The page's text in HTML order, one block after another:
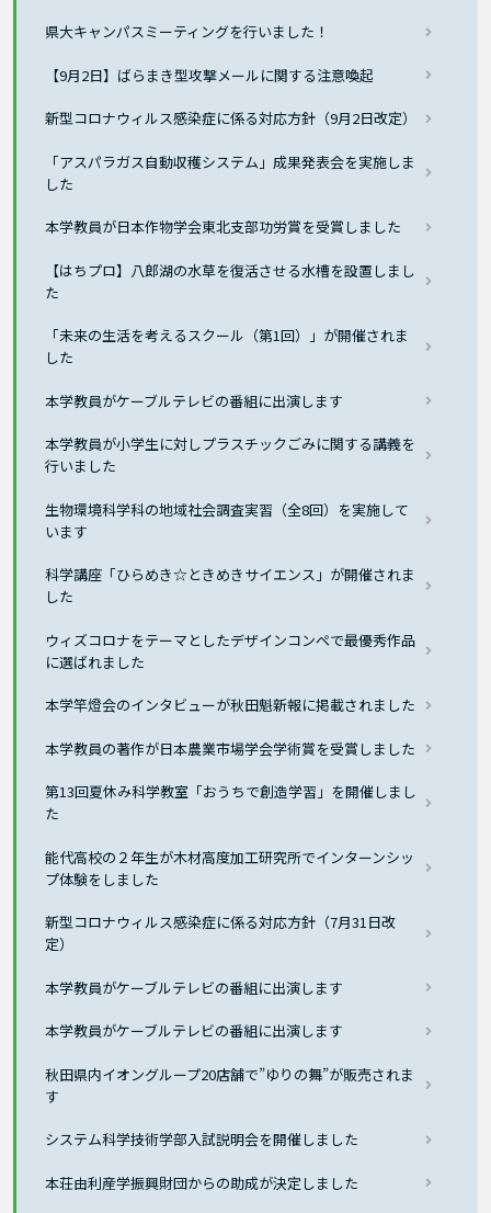
県大キャンパスミーティングを行いました！
【9月2日】ばらまき型攻撃メールに関する注意喚起
新型コロナウィルス感染症に係る対応方針（9月2日改定）
「アスパラガス自動収穫システム」成果発表会を実施しま
した
本学教員が日本作物学会東北支部功労賞を受賞しました
【はちプロ】八郎湖の水草を復活させる水槽を設置しまし
た
「未来の生活を考えるスクール（第1回）」が開催されま
した
本学教員がケーブルテレビの番組に出演します
本学教員が小学生に対しプラスチックごみに関する講義を
行いました
生物環境科学科の地域社会調査実習（全8回）を実施して
います
科学講座「ひらめき☆ときめきサイエンス」が開催されま
した
ウィズコロナをテーマとしたデザインコンペで最優秀作品
に選ばれました
本学竿燈会のインタビューが秋田魁新報に掲載されました
本学教員の著作が日本農業市場学会学術賞を受賞しました
第13回夏休み科学教室「おうちで創造学習」を開催しまし
た
能代高校の２年生が木材高度加工研究所でインターンシッ
プ体験をしました
新型コロナウィルス感染症に係る対応方針（7月31日改
定）
本学教員がケーブルテレビの番組に出演します
本学教員がケーブルテレビの番組に出演します
秋田県内イオングループ20店舗で”ゆりの舞”が販売されま
す
システム科学技術学部入試説明会を開催しました
本荘由利産学振興財団からの助成が決定しました